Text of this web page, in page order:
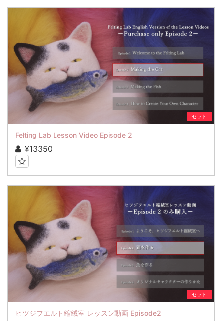
セット
Felting Lab Lesson Video Episode 2
¥13350
セット
ヒツジフエルト縮絨室 レッスン動画 Episode2